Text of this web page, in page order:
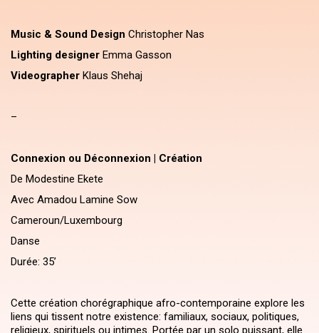
Music & Sound Design Christopher Nas
Lighting designer Emma Gasson
Videographer Klaus Shehaj
–
Connexion ou Déconnexion | Création
De Modestine Ekete
Avec Amadou Lamine Sow
Cameroun/Luxembourg
Danse
Durée: 35’
Cette création chorégraphique afro-contemporaine explore les
liens qui tissent notre existence: familiaux, sociaux, politiques,
religieux, spirituels ou intimes. Portée par un solo puissant, elle